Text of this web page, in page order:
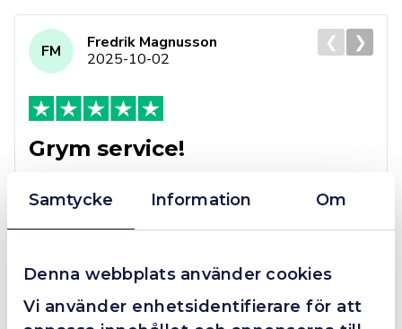
Samtycke Information Om
Denna webbplats använder cookies
Vi använder enhetsidentifierare för att
FM
Fredrik Magnusson
2025-10-02
Grym service!
Trots en billigare order, som det blev lite strul med,
❮ ❯